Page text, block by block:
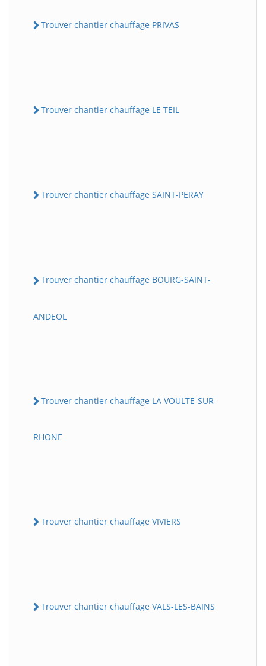
Trouver chantier chauffage PRIVAS
Trouver chantier chauffage LE TEIL
Trouver chantier chauffage SAINT-PERAY
Trouver chantier chauffage BOURG-SAINT-
ANDEOL
Trouver chantier chauffage LA VOULTE-SUR-
RHONE
Trouver chantier chauffage VIVIERS
Trouver chantier chauffage VALS-LES-BAINS